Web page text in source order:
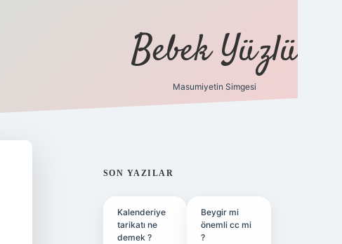
Bebek Yüzlü
Masumiyetin Simgesi
SIDEBAR
SON YAZILAR
Kalenderiye
tarikatı ne
demek ?
Beygir mi
önemli cc mi
?